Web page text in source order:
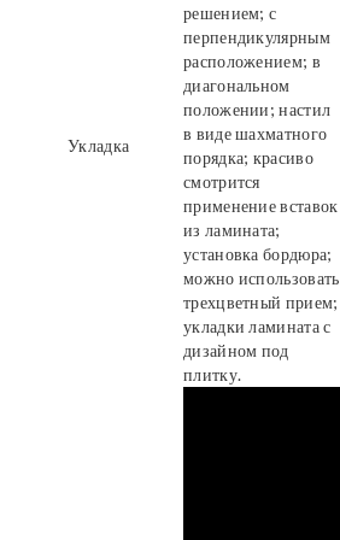
Укладка
решением; с
перпендикулярным
расположением; в
диагональном
положении; настил
в виде шахматного
порядка; красиво
смотрится
применение вставок
из ламината;
установка бордюра;
можно использовать
трехцветный прием;
укладки ламината с
дизайном под
плитку.